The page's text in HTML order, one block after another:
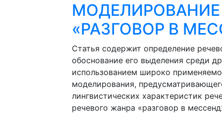
«РАЗГОВОР В
Статья содержит определение
обоснование его выделения среди
использованием широко
моделирования,
лингвистических характеристик
речевого жанра «разговор в